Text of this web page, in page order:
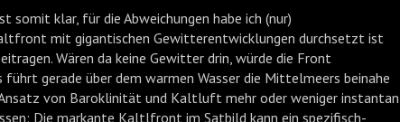
somit klar, für die Abweichungen habe ich (nur)
mit gigantischen Gewitterentwicklungen durchsetzt ist
Wären da keine Gewitter drin, würde die Front
führt gerade über dem warmen Wasser die Mittelmeers beinahe
von Baroklinität und Kaltluft mehr oder weniger instantan
Die markante Kaltlfront im Satbild kann ein spezifisch-